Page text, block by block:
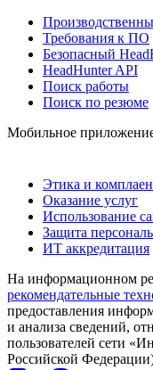
Требования к ПО
Безопасный
HeadHunter API
Поиск работы
Поиск по резюме
Мобильное
Этика и
Оказание услуг
Использование
Защита
ИТ аккредитация
На информационном
рекомендательные
предоставления
и анализа сведений,
пользователей сети
Российской